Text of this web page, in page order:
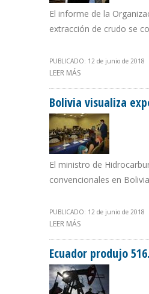
El informe de la
extracción de crudo se
PUBLICADO: 12 de junio de 2018
LEER MÁS
Bolivia visualiza
El ministro de
convencionales en
PUBLICADO: 12 de junio de 2018
LEER MÁS
Ecuador produjo